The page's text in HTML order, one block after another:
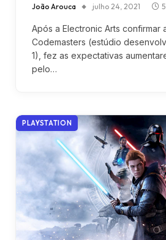
João Arouca julho 24, 2021
Após a Electronic Arts confirmar
Codemasters (estúdio
1), fez as expectativas
pelo…
PLAYSTATION